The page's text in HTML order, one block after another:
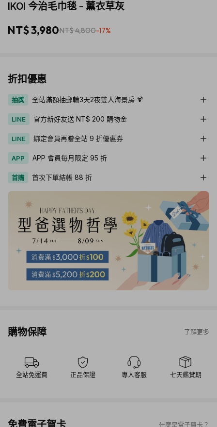
IKOI 今治毛巾毯 - 薰衣草灰
NT$ 3,980NT$ 4,800-17%
折扣優惠
抽獎 全站滿額抽郵輪3天2夜雙人海景房 🍹
LINE 官方新好友送 NT$ 200 購物金
LINE 綁定會員再贈全站 9 折優惠券
APP APP 會員每月限定 95 折
首購 首次下單結帳 88 折
購物保障 了解更多
全站免運費 正品保證 專人客服 七天鑑賞期
免費電子賀卡 什麼是電子賀卡？